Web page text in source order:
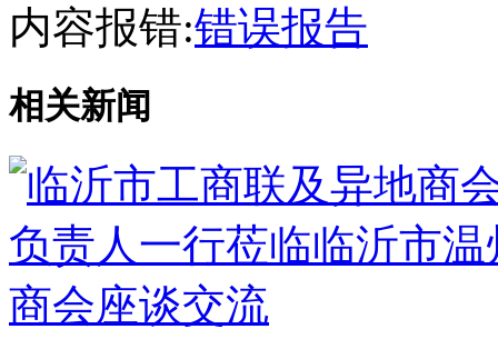
内容报错:错误报告
相关新闻